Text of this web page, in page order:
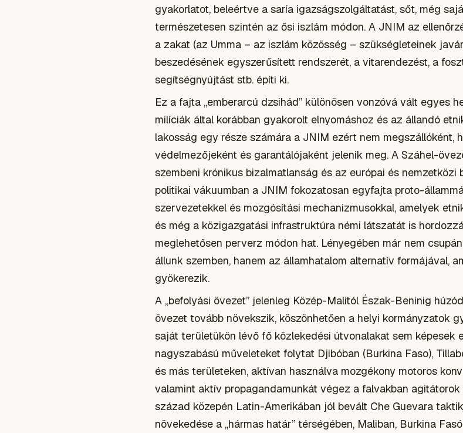
gyakorlatot, beleértve a saría igazságszolgáltatást, sőt, még
természetesen szintén az ősi iszlám módon. A JNIM az
a zakat (az Umma – az iszlám közösség – szükségleteinek
beszedésének egyszerűsített rendszerét, a vitarendezést, a
segítségnyújtást stb. építi ki.
Ez a fajta „emberarcú dzsihád” különösen vonzóvá vált egyes
milíciák által korábban gyakorolt elnyomáshoz és az állandó
lakosság egy része számára a JNIM ezért nem megszállóként,
védelmezőjeként és garantálójaként jelenik meg. A Száhel-
szembeni krónikus bizalmatlanság és az európai és
politikai vákuumban a JNIM fokozatosan egyfajta proto-
szervezetekkel és mozgósítási mechanizmusokkal, amelyek
és még a közigazgatási infrastruktúra némi látszatát is
meglehetősen perverz módon hat. Lényegében már nem
állunk szemben, hanem az államhatalom alternatív formájával,
gyökerezik.
A „befolyási övezet” jelenleg Közép-Malitól Észak-Beninig
övezet tovább növekszik, köszönhetően a helyi kormányzatok
saját területükön lévő fő közlekedési útvonalakat sem képesek
nagyszabású műveleteket folytat Djibóban (Burkina Faso),
és más területeken, aktívan használva mozgékony motoros
valamint aktív propagandamunkát végez a falvakban
század közepén Latin-Amerikában jól bevált Che Guevara
növekedése a „hármas határ” térségében, Maliban, Burkina